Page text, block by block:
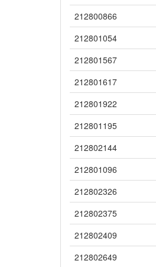
212800866
212801054
212801567
212801617
212801922
212801195
212802144
212801096
212802326
212802375
212802409
212802649